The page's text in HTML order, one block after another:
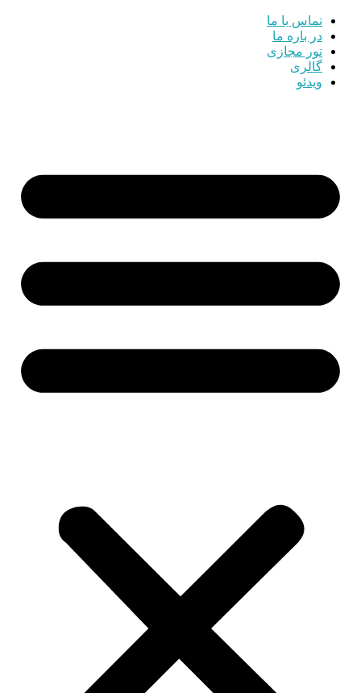
تماس با ما
در باره ما
تور مجازی
گالری
ویدئو